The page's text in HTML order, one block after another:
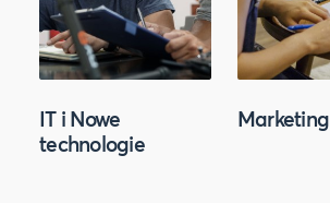
IT i Nowe
technologie
Marketing